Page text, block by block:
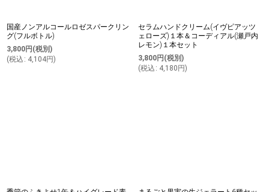
国産ノンアルコールロゼスパークリン
グ(フルボトル)
3,800円 (税別)
(税込 : 4,104円)
セラムハンドクリーム(イヴピアッツ
ェローズ)１本＆コーディアル(瀬戸内
レモン)１本セット
3,800円 (税別)
(税込 : 4,180 円)